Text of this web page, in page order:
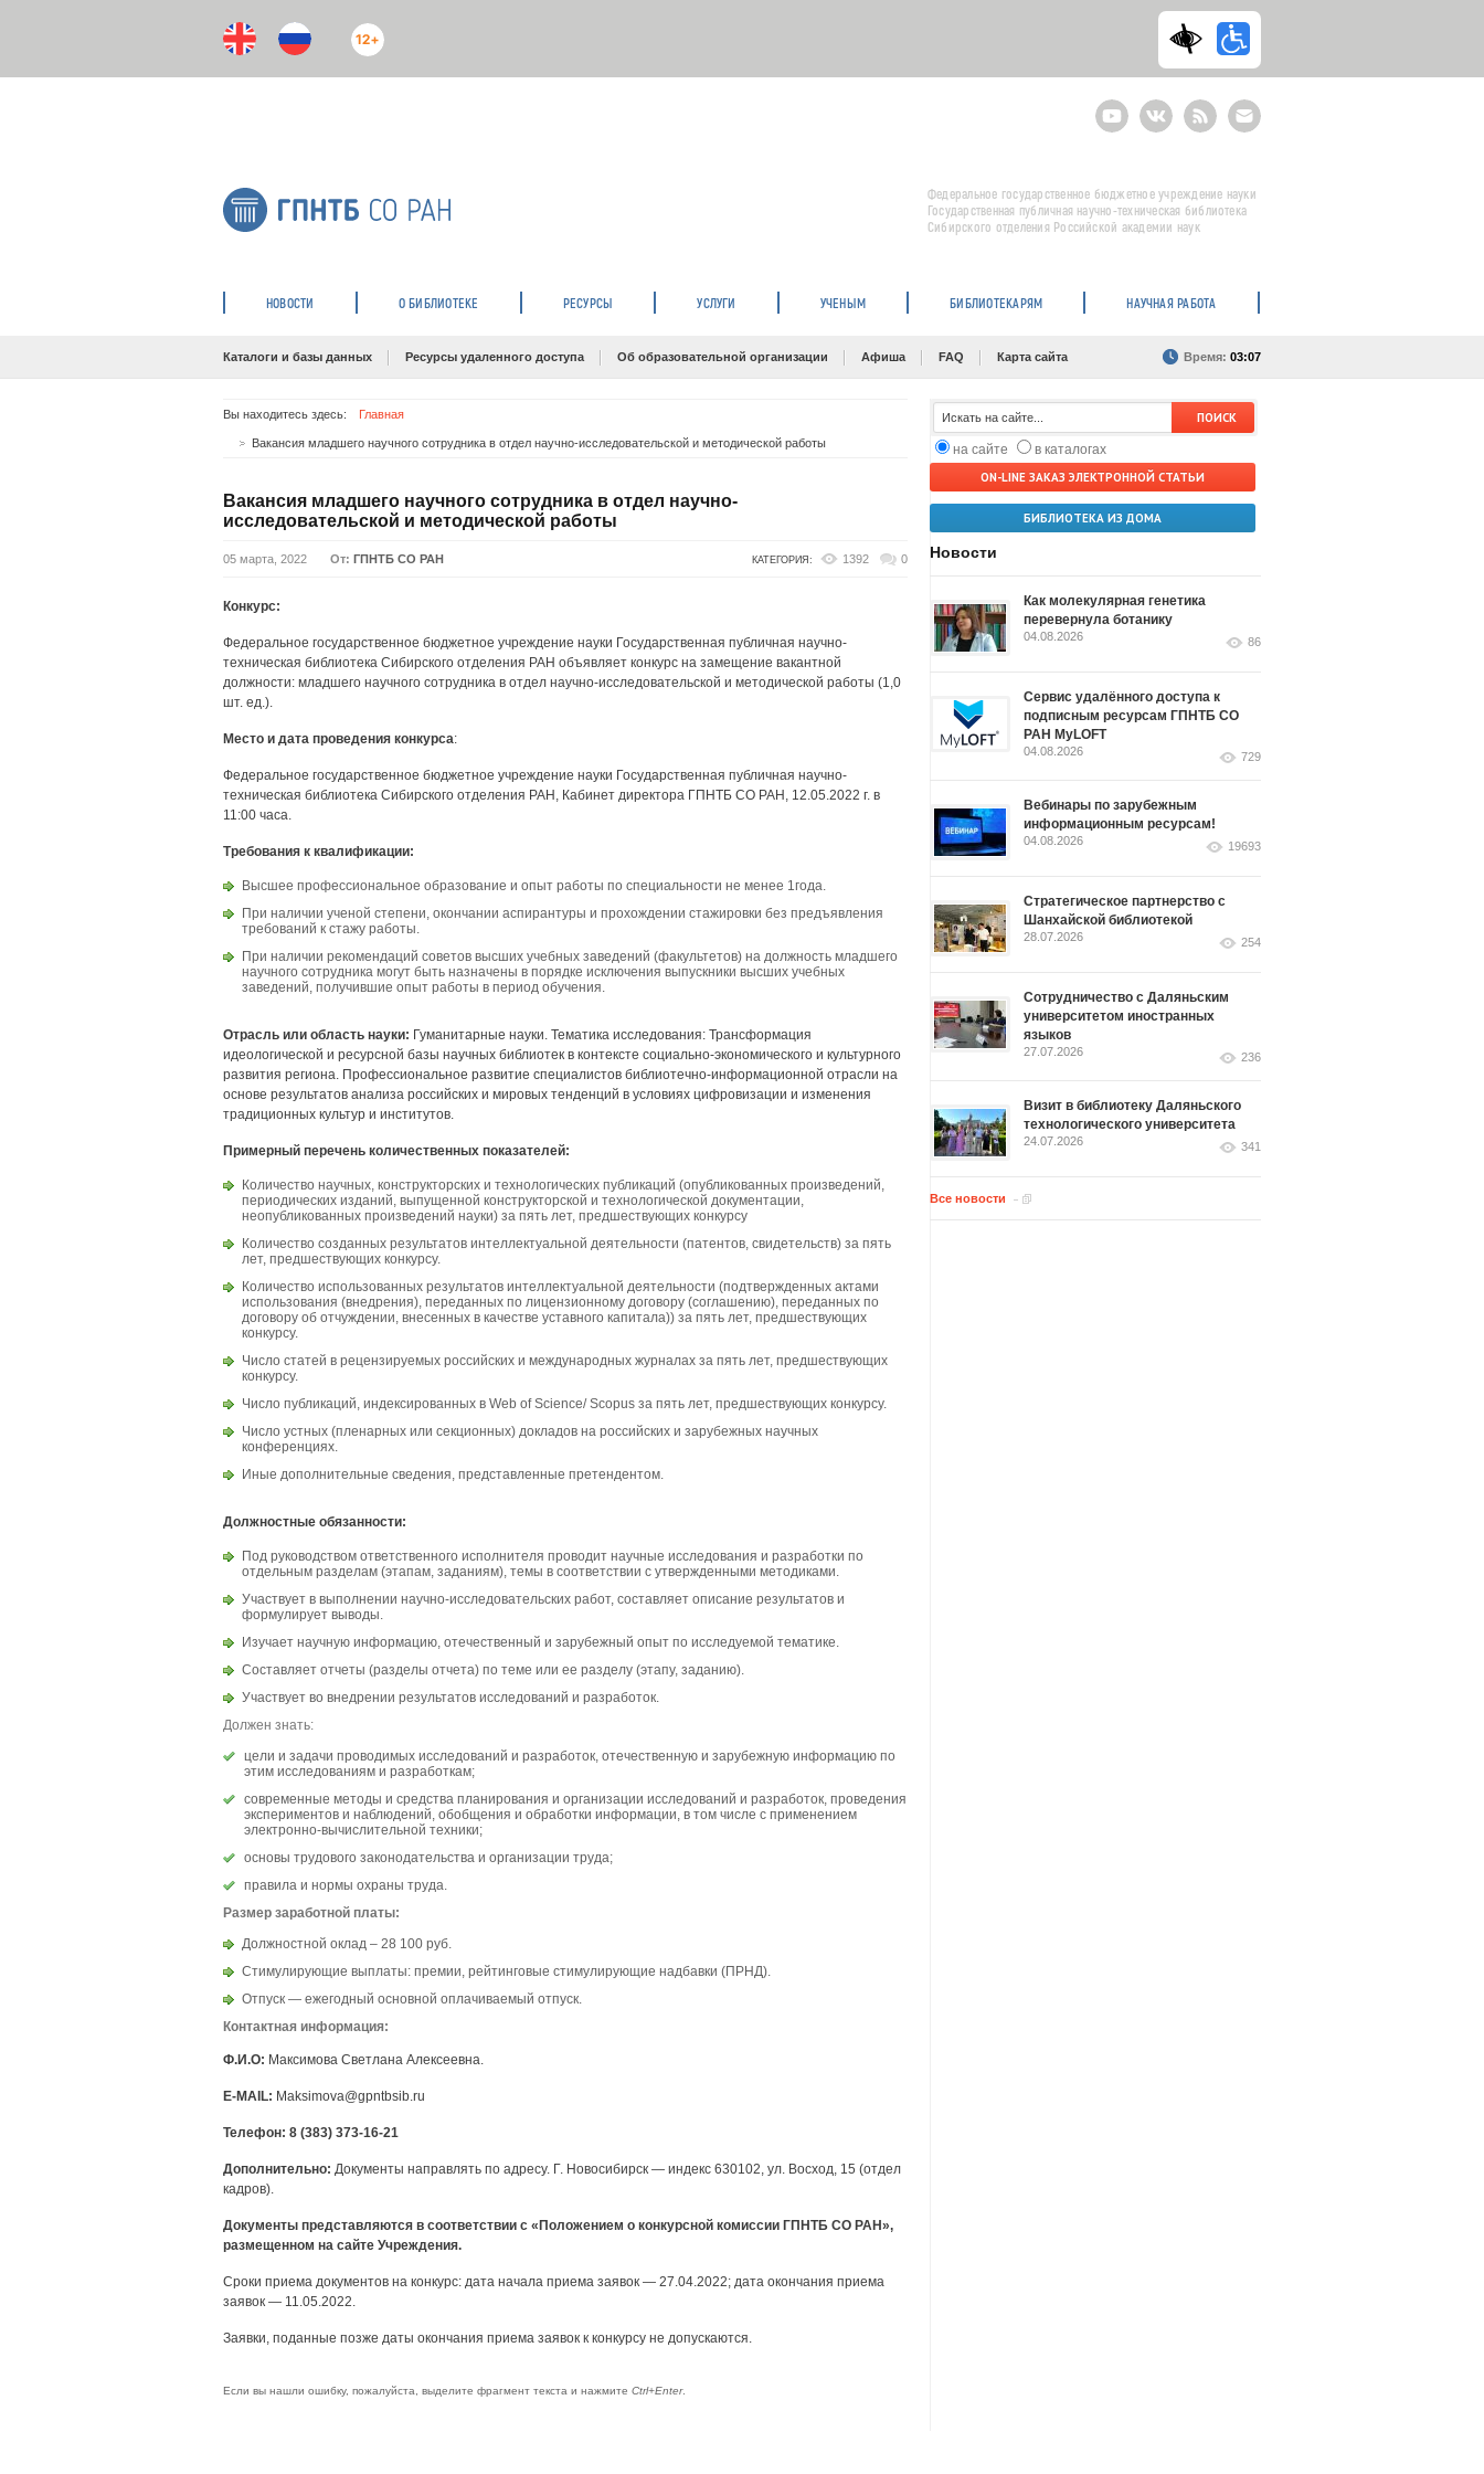
12+
YoutubeВКонтактеRSS
E-
mail
подписка
Федеральное государственное бюджетное учреждение науки
Государственная публичная научно-техническая библиотека
Сибирского отделения Российской академии наук
НОВОСТИ О БИБЛИОТЕКЕ РЕСУРСЫ УСЛУГИ УЧЕНЫМ БИБЛИОТЕКАРЯМ НАУЧНАЯ РАБОТА
Каталоги и базы данных Ресурсы удаленного доступа Об образовательной организации Афиша FAQ Карта сайта Время: 03:07
Вы находитесь здесь: Главная
Вакансия младшего научного сотрудника в отдел научно-исследовательской и методической работы
Вакансия младшего научного сотрудника в отдел научно-
исследовательской и методической работы
05 марта, 2022 От: ГПНТБ СО РАН КАТЕГОРИЯ: 1392 0
Конкурс:
Федеральное государственное бюджетное учреждение науки Государственная публичная научно-
техническая библиотека Сибирского отделения РАН объявляет конкурс на замещение вакантной
должности: младшего научного сотрудника в отдел научно-исследовательской и методической работы (1,0
шт. ед.).
Место и дата проведения конкурса:
Федеральное государственное бюджетное учреждение науки Государственная публичная научно-
техническая библиотека Сибирского отделения РАН, Кабинет директора ГПНТБ СО РАН, 12.05.2022 г. в
11:00 часа.
Требования к квалификации:
Высшее профессиональное образование и опыт работы по специальности не менее 1года.
При наличии ученой степени, окончании аспирантуры и прохождении стажировки без предъявления
требований к стажу работы.
При наличии рекомендаций советов высших учебных заведений (факультетов) на должность младшего
научного сотрудника могут быть назначены в порядке исключения выпускники высших учебных
заведений, получившие опыт работы в период обучения.
Отрасль или область науки: Гуманитарные науки. Тематика исследования: Трансформация
идеологической и ресурсной базы научных библиотек в контексте социально-экономического и культурного
развития региона. Профессиональное развитие специалистов библиотечно-информационной отрасли на
основе результатов анализа российских и мировых тенденций в условиях цифровизации и изменения
традиционных культур и институтов.
Примерный перечень количественных показателей:
Количество научных, конструкторских и технологических публикаций (опубликованных произведений,
периодических изданий, выпущенной конструкторской и технологической документации,
неопубликованных произведений науки) за пять лет, предшествующих конкурсу
Количество созданных результатов интеллектуальной деятельности (патентов, свидетельств) за пять
лет, предшествующих конкурсу.
Количество использованных результатов интеллектуальной деятельности (подтвержденных актами
использования (внедрения), переданных по лицензионному договору (соглашению), переданных по
договору об отчуждении, внесенных в качестве уставного капитала)) за пять лет, предшествующих
конкурсу.
Число статей в рецензируемых российских и международных журналах за пять лет, предшествующих
конкурсу.
Число публикаций, индексированных в Web of Science/ Scopus за пять лет, предшествующих конкурсу.
Число устных (пленарных или секционных) докладов на российских и зарубежных научных
конференциях.
Иные дополнительные сведения, представленные претендентом.
Должностные обязанности:
Под руководством ответственного исполнителя проводит научные исследования и разработки по
отдельным разделам (этапам, заданиям), темы в соответствии с утвержденными методиками.
Участвует в выполнении научно-исследовательских работ, составляет описание результатов и
формулирует выводы.
Изучает научную информацию, отечественный и зарубежный опыт по исследуемой тематике.
Составляет отчеты (разделы отчета) по теме или ее разделу (этапу, заданию).
Участвует во внедрении результатов исследований и разработок.
Должен знать:
цели и задачи проводимых исследований и разработок, отечественную и зарубежную информацию по
этим исследованиям и разработкам;
современные методы и средства планирования и организации исследований и разработок, проведения
экспериментов и наблюдений, обобщения и обработки информации, в том числе с применением
электронно-вычислительной техники;
основы трудового законодательства и организации труда;
правила и нормы охраны труда.
Размер заработной платы:
Должностной оклад – 28 100 руб.
Стимулирующие выплаты: премии, рейтинговые стимулирующие надбавки (ПРНД).
Отпуск — ежегодный основной оплачиваемый отпуск.
Контактная информация:
Ф.И.О: Максимова Светлана Алексеевна.
E-MAIL: Maksimova@gpntbsib.ru
Телефон: 8 (383) 373-16-21
Дополнительно: Документы направлять по адресу. Г. Новосибирск — индекс 630102, ул. Восход, 15 (отдел
кадров).
Документы представляются в соответствии с «Положением о конкурсной комиссии ГПНТБ СО РАН»,
размещенном на сайте Учреждения.
Сроки приема документов на конкурс: дата начала приема заявок — 27.04.2022; дата окончания приема
заявок — 11.05.2022.
Заявки, поданные позже даты окончания приема заявок к конкурсу не допускаются.
Если вы нашли ошибку, пожалуйста, выделите фрагмент текста и нажмите Ctrl+Enter.
на сайте
в каталогах
ON-LINE ЗАКАЗ ЭЛЕКТРОННОЙ СТАТЬИ
БИБЛИОТЕКА ИЗ ДОМА
Новости
Как молекулярная генетика
перевернула ботанику
04.08.2026 86
Сервис удалённого доступа к
подписным ресурсам ГПНТБ СО
РАН MyLOFT
04.08.2026 729
Вебинары по зарубежным
информационным ресурсам!
04.08.2026 19693
Стратегическое партнерство с
Шанхайской библиотекой
28.07.2026 254
Сотрудничество с Даляньским
университетом иностранных
языков
27.07.2026 236
Визит в библиотеку Даляньского
технологического университета
24.07.2026 341
Все новости